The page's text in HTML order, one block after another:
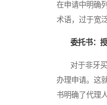
在申请中明确
术语，过于宽
委托书：
对于非牙买
办理申请。这
书明确了代理